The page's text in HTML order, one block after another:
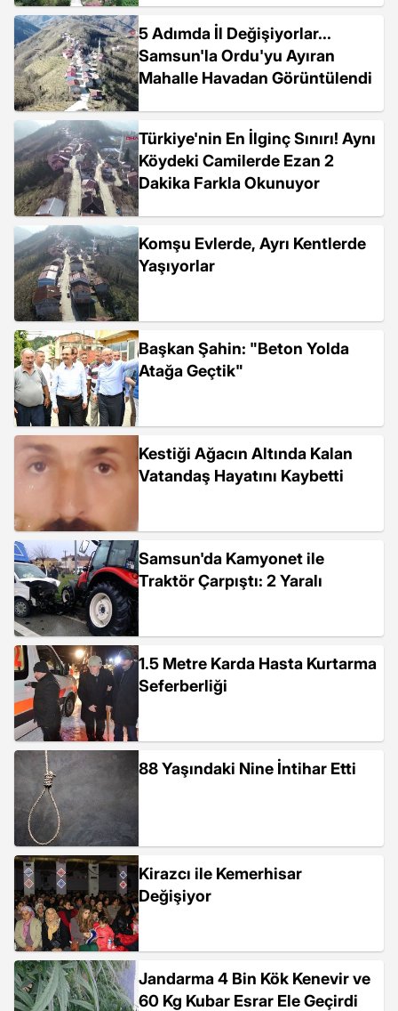
5 Adımda İl Değişiyorlar...
Samsun'la Ordu'yu Ayıran
Mahalle Havadan Görüntülendi
Türkiye'nin En İlginç Sınırı! Aynı
Köydeki Camilerde Ezan 2
Dakika Farkla Okunuyor
Komşu Evlerde, Ayrı Kentlerde
Yaşıyorlar
Başkan Şahin: "Beton Yolda
Atağa Geçtik"
Kestiği Ağacın Altında Kalan
Vatandaş Hayatını Kaybetti
Samsun'da Kamyonet ile
Traktör Çarpıştı: 2 Yaralı
1.5 Metre Karda Hasta Kurtarma
Seferberliği
88 Yaşındaki Nine İntihar Etti
Kirazcı ile Kemerhisar
Değişiyor
Jandarma 4 Bin Kök Kenevir ve
60 Kg Kubar Esrar Ele Geçirdi